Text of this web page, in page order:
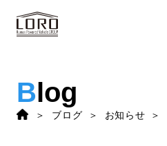
Blog
ブログ お知らせ